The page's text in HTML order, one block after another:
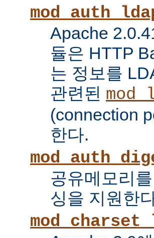
Apache
듈은 HTTP
는 정보를
관련된
(connection
한다.
공유메모리
싱을 지원한